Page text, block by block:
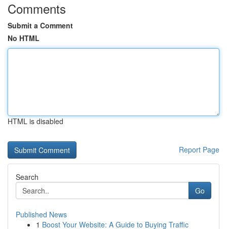
Comments
Submit a Comment
No HTML
HTML is disabled
Report Page
Search
Go
Published News
1 Boost Your Website: A Guide to Buying Traffic